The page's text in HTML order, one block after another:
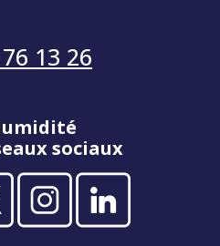
13 26
sociaux